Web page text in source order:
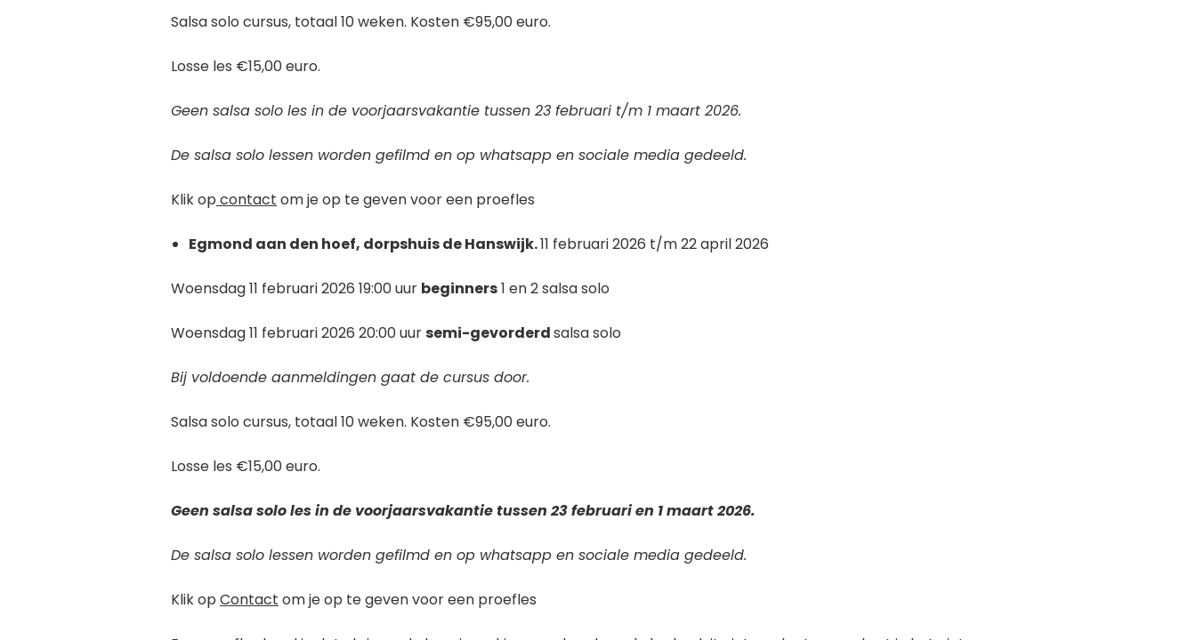
Salsa solo cursus, totaal 10 weken. Kosten €95,00 euro.
Losse les €15,00 euro.
Geen salsa solo les in de voorjaarsvakantie tussen 23 februari t/m 1 maart 2026.
De salsa solo lessen worden gefilmd en op whatsapp en sociale media gedeeld.
Klik op contact om je op te geven voor een proefles
Egmond aan den hoef, dorpshuis de Hanswijk.11 februari 2026 t/m 22 april 2026
Woensdag 11 februari 2026 19:00 uur beginners1 en 2 salsa solo
Woensdag 11 februari 2026 20:00 uursemi-gevorderdsalsa solo
Bij voldoende aanmeldingen gaat de cursus door.
Salsa solo cursus, totaal 10 weken. Kosten €95,00 euro.
Losse les €15,00 euro.
Geen salsa solo les in de voorjaarsvakantie tussen 23 februari en 1 maart 2026.
De salsa solo lessen worden gefilmd en op whatsapp en sociale media gedeeld.
Klik op Contact om je op te geven voor een proefles